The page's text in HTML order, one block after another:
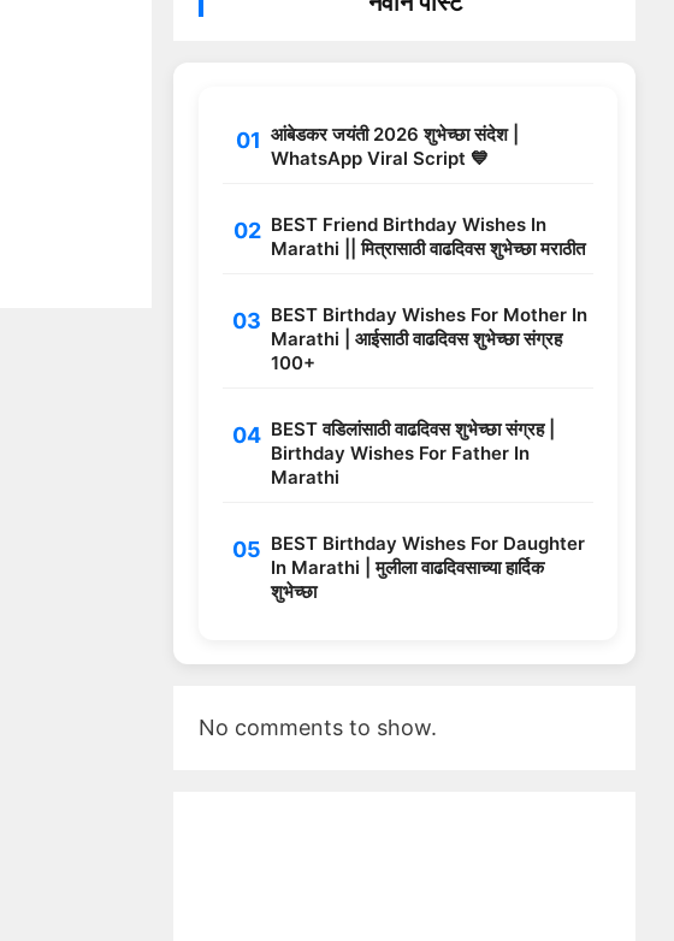
आंबेडकर जयंती 2026 शुभेच्छा संदेश |
WhatsApp Viral Script 💙
BEST Friend Birthday Wishes In
Marathi || मित्रासाठी वाढदिवस शुभेच्छा मराठीत
BEST Birthday Wishes For Mother In
Marathi | आईसाठी वाढदिवस शुभेच्छा संग्रह
100+
BEST वडिलांसाठी वाढदिवस शुभेच्छा संग्रह |
Birthday Wishes For Father In
Marathi
BEST Birthday Wishes For Daughter
In Marathi | मुलीला वाढदिवसाच्या हार्दिक
शुभेच्छा
No comments to show.